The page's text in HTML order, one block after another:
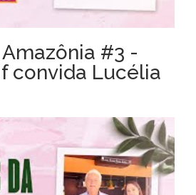
#3 -
convida Lucélia